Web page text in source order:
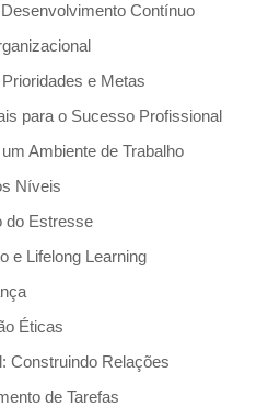
Contínuo
e Metas
para o Sucesso Profissional
Ambiente de Trabalho
Níveis
do Estresse
e Lifelong Learning
Éticas
Construindo Relações
de Tarefas